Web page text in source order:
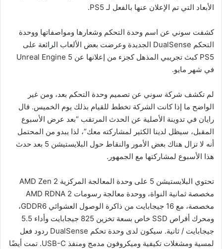
الأبعاد التي تم الإعلان عنها بالفعل لـ PS5.
كشفت سوني عن اسم وحدة التحكم وشعارها ومواصفاتها ووحدة
التحكم DualSense الجديدة وعرضت بعض الألعاب الرائعة على
PS5 كبث تجريبي المذهل كجزء من إعلانها عن Unreal Engine 5
في شهر مايو.
لم تكشف شركة سوني عن تصميم وحدة التحكم بعد، ومن غير
الواضح ما إذا كانت الشركة تخطط للقيام بذلك يوم الخميس. قال
رايان في تدوينة الأصلية عن الحدث المرتقب “بعد عرض الأسبوع
المقبل، سيظل لدينا الكثير لمشاركته معك”، لذا يبدو من المحتمل
أنه لا تزال هناك بعض الأمور والنقاط حول البلايستيشن 5 بعد حدث
هذا الأسبوع لمشاركتها مع الجمهور.
تحتوي البلايستيشن 5 على وحدة المعالجة المركزية AMD Zen 2
مخصصة ثمانية النواة، ووحدة معالجة رسومات AMD RDNA 2
مخصصة، مع 16 جيجابايت من ذاكرة الوصول العشوائي GDDR6،
ومحرك أقراص SSD خاص بسعة تخزين 825 جيجابايت وأداء 5.5
جيجابايت / ثانية. سيكون لدى وحدة تحكم DualSense ردود فعل
لمسية ومشغلات تكيفية وميكروفون مدمج ومنفذ USB-C. تمت أيضًا